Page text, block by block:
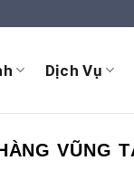
Dịch Vụ
VŨNG